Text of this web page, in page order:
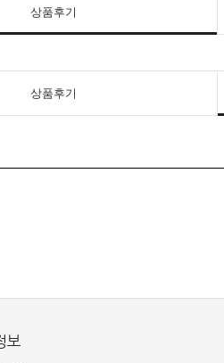
상품후기
상품후기
보